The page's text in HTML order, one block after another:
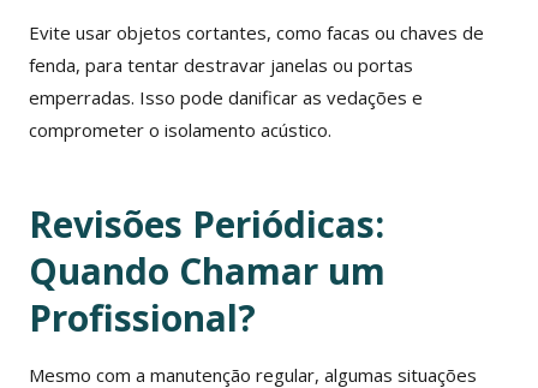
Evite usar objetos cortantes, como facas ou chaves de
fenda, para tentar destravar janelas ou portas
emperradas. Isso pode danificar as vedações e
comprometer o isolamento acústico.
Revisões Periódicas:
Quando Chamar um
Profissional?
Mesmo com a manutenção regular, algumas situações